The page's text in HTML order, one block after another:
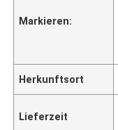
Markieren:
Herkunftsort
Lieferzeit